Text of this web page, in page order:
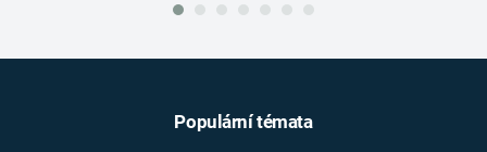
Populární témata